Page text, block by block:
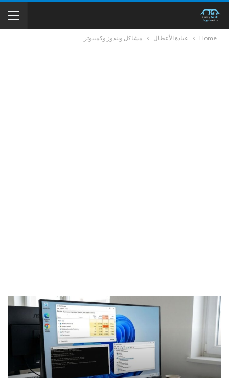
Home عيادة الأعطال مشاكل ويندوز وكمبيوتر